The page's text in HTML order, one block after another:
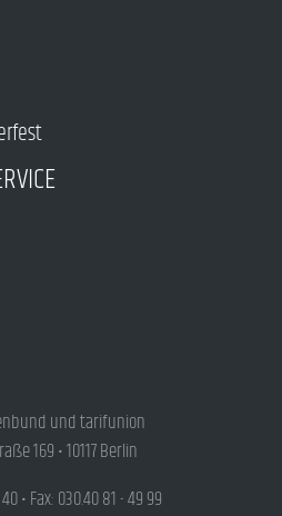
und tarifunion
169 • 10117 Berlin
• Fax: 030.40 81 - 49 99